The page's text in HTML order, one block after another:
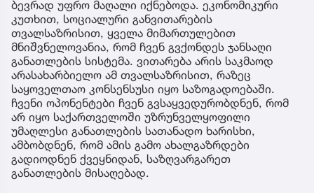
ბევრად უფრო მაღალი იქნებოდა. ეკონომიკური
კუთხით, სოციალური განვითარების
თვალსაზრისით, ყველა მიმართულებით
მნიშვნელოვანია, რომ ჩვენ გვქონდეს ჯანსაღი
განათლების სისტემა. ვითარება არის საკმაოდ
არასახარბიელო ამ თვალსაზრისით, რაზეც
საყოველთაო კონსენსუსი იყო საზოგადოებაში.
ჩვენი ოპონენტები ჩვენ გვსაყვედურობდნენ, რომ
არ იყო საქართველოში უზრუნველყოფილი
უმაღლესი განათლების სათანადო ხარისხი,
ამბობდნენ, რომ ამის გამო ახალგაზრდები
გადიოდნენ ქვეყნიდან, საზღვარგარეთ
განათლების მისაღებად.